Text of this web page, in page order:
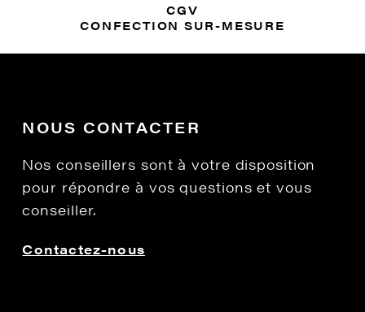
CGV
CONFECTION SUR-MESURE
NOUS CONTACTER
Nos conseillers sont à votre disposition
pour répondre à vos questions et vous
conseiller.
Contactez-nous